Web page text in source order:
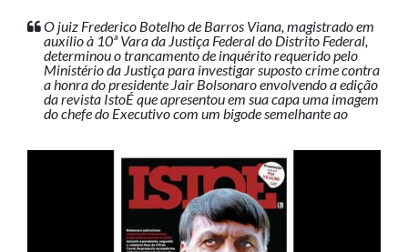
O juiz Frederico Botelho de Barros Viana, magistrado em
auxílio à 10ª Vara da Justiça Federal do Distrito Federal,
determinou o trancamento de inquérito requerido pelo
Ministério da Justiça para investigar suposto crime contra
a honra do presidente Jair Bolsonaro envolvendo a edição
da revista IstoÉ que apresentou em sua capa uma imagem
do chefe do Executivo com um bigode semelhante ao